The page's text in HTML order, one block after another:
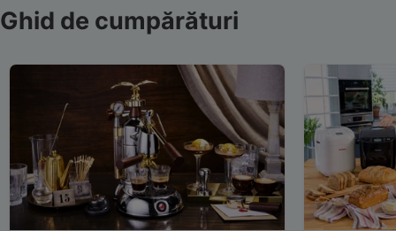
Ghid de cumpărături